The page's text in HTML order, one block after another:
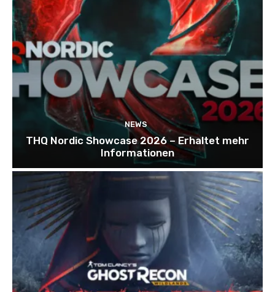
NEWS
THQ Nordic Showcase 2026 – Erhaltet mehr
Informationen